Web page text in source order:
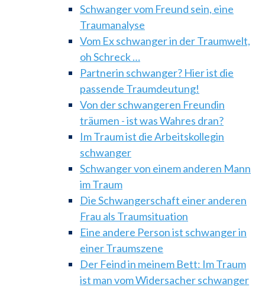
Schwanger vom Freund sein, eine
Traumanalyse
Vom Ex schwanger in der Traumwelt,
oh Schreck …
Partnerin schwanger? Hier ist die
passende Traumdeutung!
Von der schwangeren Freundin
träumen - ist was Wahres dran?
Im Traum ist die Arbeitskollegin
schwanger
Schwanger von einem anderen Mann
im Traum
Die Schwangerschaft einer anderen
Frau als Traumsituation
Eine andere Person ist schwanger in
einer Traumszene
Der Feind in meinem Bett: Im Traum
ist man vom Widersacher schwanger